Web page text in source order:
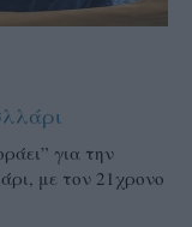
για την
με τον 21χρονο